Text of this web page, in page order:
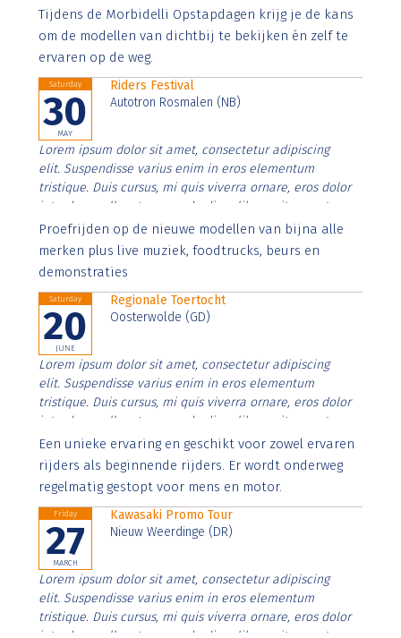
Aenean faucibus nibh et justo cursus id rutrum lorem
imperdiet. Nunc ut sem vitae risus tristique posuere.
Tijdens de Morbidelli Opstapdagen krijg je de kans
om de modellen van dichtbij te bekijken én zelf te
ervaren op de weg.
Saturday
30
MAY
Riders Festival
Autotron Rosmalen (NB)
Lorem ipsum dolor sit amet, consectetur adipiscing
elit. Suspendisse varius enim in eros elementum
tristique. Duis cursus, mi quis viverra ornare, eros dolor
interdum nulla, ut commodo diam libero vitae erat.
Aenean faucibus nibh et justo cursus id rutrum lorem
imperdiet. Nunc ut sem vitae risus tristique posuere.
Proefrijden op de nieuwe modellen van bijna alle
merken plus live muziek, foodtrucks, beurs en
demonstraties
Saturday
20
JUNE
Regionale Toertocht
Oosterwolde (GD)
Lorem ipsum dolor sit amet, consectetur adipiscing
elit. Suspendisse varius enim in eros elementum
tristique. Duis cursus, mi quis viverra ornare, eros dolor
interdum nulla, ut commodo diam libero vitae erat.
Aenean faucibus nibh et justo cursus id rutrum lorem
imperdiet. Nunc ut sem vitae risus tristique posuere.
Een unieke ervaring en geschikt voor zowel ervaren
rijders als beginnende rijders. Er wordt onderweg
regelmatig gestopt voor mens en motor.
Friday
27
MARCH
Kawasaki Promo Tour
Nieuw Weerdinge (DR)
Lorem ipsum dolor sit amet, consectetur adipiscing
elit. Suspendisse varius enim in eros elementum
tristique. Duis cursus, mi quis viverra ornare, eros dolor